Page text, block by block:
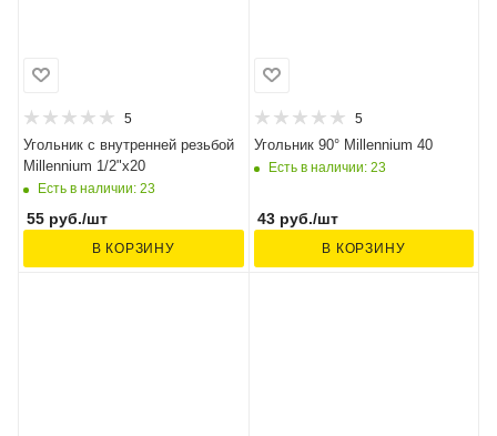
5
Угольник с внутренней резьбой
Millennium 1/2"x20
Есть в наличии: 23
55 руб./шт
В КОРЗИНУ
5
Угольник 90° Millennium 40
Есть в наличии: 23
43руб./шт
В КОРЗИНУ